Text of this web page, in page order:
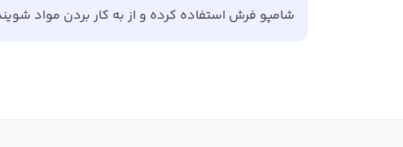
شامپو فرش استفاده کرده و از به کار بردن مواد